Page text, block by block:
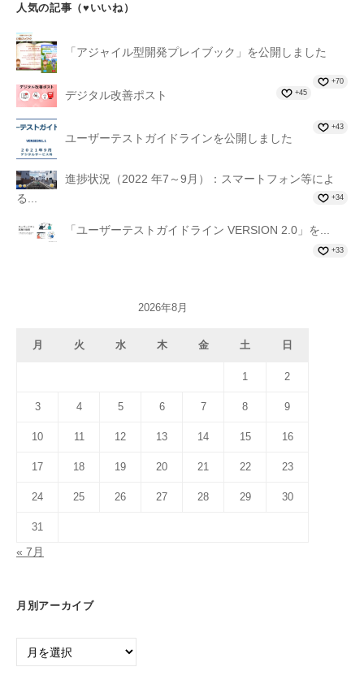
人気の記事（♥いいね）
「アジャイル型開発プレイブック」を公開しました
+70
デジタル改善ポスト +45
ユーザーテストガイドラインを公開しました
+43
進捗状況（2022 年7～9月）：スマートフォン等によ
る...
+34
「ユーザーテストガイドライン VERSION 2.0」を...
+33
2026年8月
月 火 水 木 金 土 日
1 2
3 4 5 6 7 8 9
10 11 12 13 14 15 16
17 18 19 20 21 22 23
24 25 26 27 28 29 30
31
« 7月
月別アーカイブ
月